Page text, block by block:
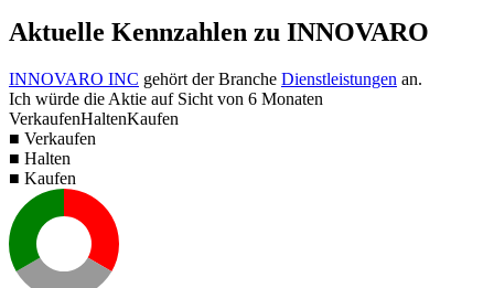
Aktuelle Kennzahlen zu INNOVARO
INNOVARO INC gehört der Branche Dienstleistungen an.
Ich würde die Aktie auf Sicht von 6 Monaten
VerkaufenHaltenKaufen
■ Verkaufen
■ Halten
■ Kaufen